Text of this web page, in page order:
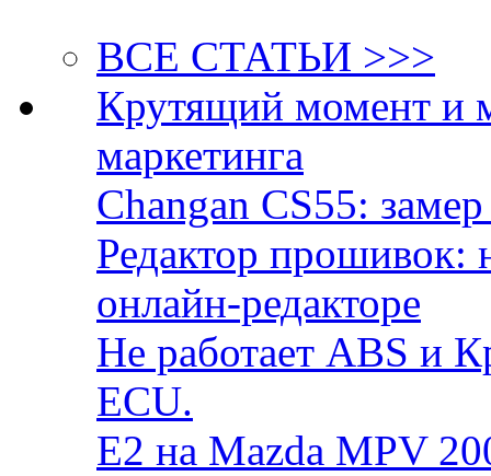
ВСЕ СТАТЬИ >>>
Крутящий момент и
маркетинга
Changan CS55:
Редактор прошивок:
онлайн-редакторе
Не работает ABS и
ECU.
E2 на Mazda MPV